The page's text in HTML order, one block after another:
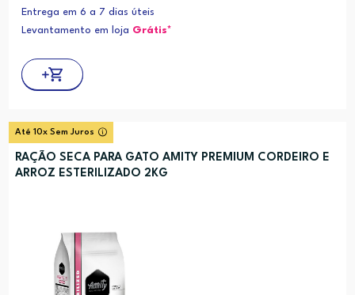
Entrega em 6 a 7 dias úteis
Levantamento em loja Grátis*
Até 10x Sem Juros
RAÇÃO SECA PARA GATO AMITY PREMIUM CORDEIRO E
ARROZ ESTERILIZADO 2KG